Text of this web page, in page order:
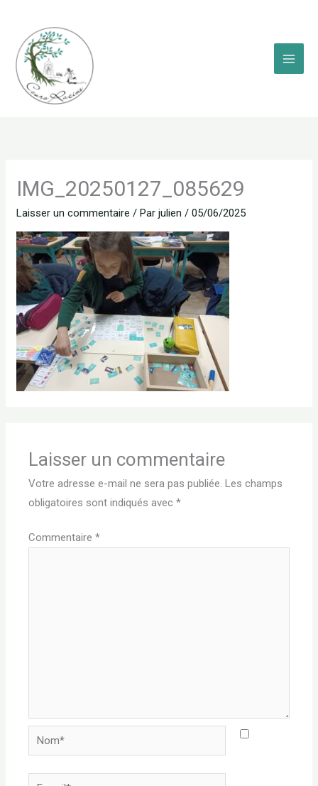
contenu
IMG_20250127_085629
Laisser un commentaire / Parjulien /05/06/2025
Laisser un commentaire
Votre adresse e-mail ne sera pas publiée. Les champs
obligatoires sont indiqués avec*
Commentaire*
Nom*
E-